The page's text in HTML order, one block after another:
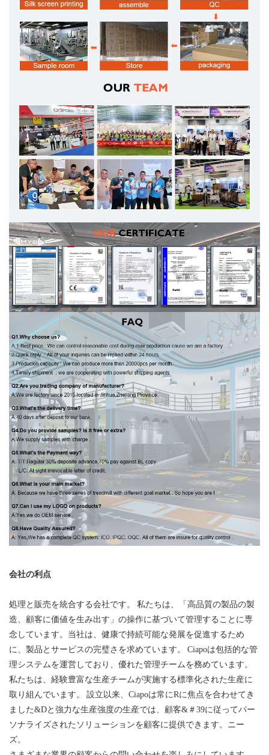
会社の利点
処理と販売を統合する会社です。 私たちは、「高品質の製品の製
造、顧客に価値を生み出す」の操作に基づいて管理することに専
念しています。当社は、健康で持続可能な発展を促進するため
に、製品とサービスの完璧さを求めています。 Ciapoは包括的な管
理システムを運営しており、優れた管理チームを務めています。
私たちは、経験豊富な生産チームが実施する標準化された生産に
取り組んでいます。 設立以来、Ciapoは常にRに焦点を合わせてき
ました&Dと強力な生産強度の生産では、顧客&＃39に従ってパー
ソナライズされたソリューションを顧客に提供できます。ニー
ズ。